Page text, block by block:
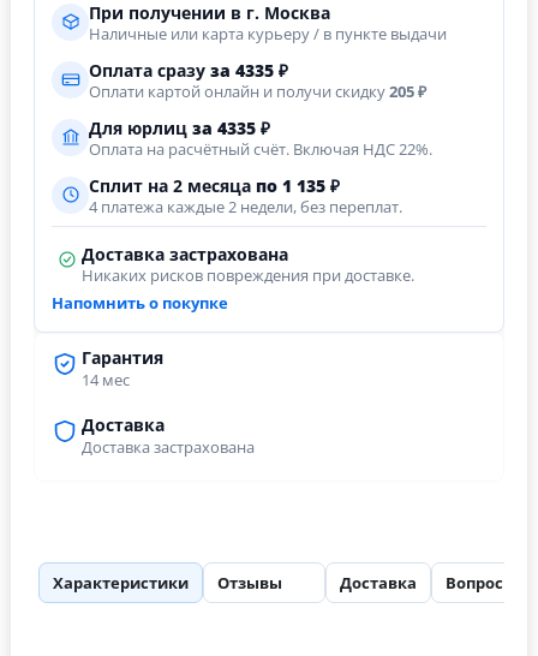
Гарантия
14 мес
Доставка
Доставка застрахована
При получении в г. Москва
Наличные или карта курьеру / в пункте выдачи
Оплата сразу за 4335 ₽
Оплати картой онлайн и получи скидку205 ₽
Для юрлиц за 4335 ₽
Оплата на расчётный счёт. Включая НДС 22%.
Сплит на 2 месяца по 1 135 ₽
4 платежа каждые 2 недели, без переплат.
Доставка застрахована
Никаких рисков повреждения при доставке.
Напомнить о покупке
Характеристики Отзывы Доставка Вопросы